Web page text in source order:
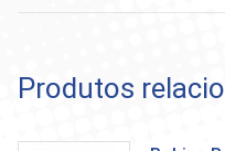
Produtos